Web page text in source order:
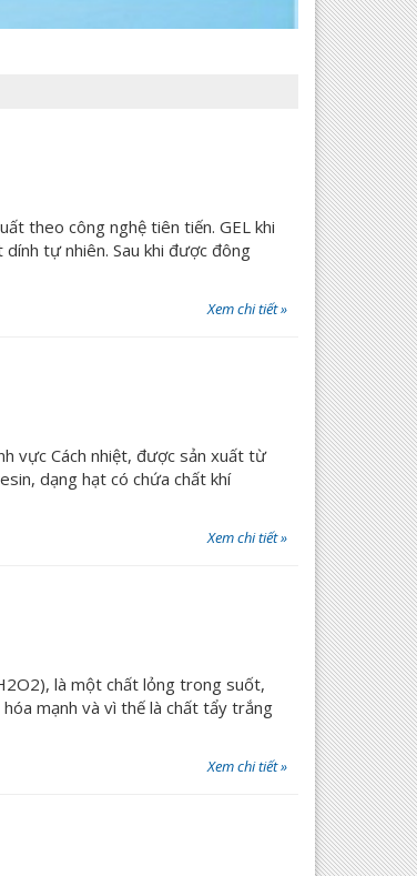
theo công nghệ tiên tiến. GEL khi
tự nhiên. Sau khi được đông
Xem chi tiết »
vực Cách nhiệt, được sản xuất từ
dạng hạt có chứa chất khí
Xem chi tiết »
là một chất lỏng trong suốt,
mạnh và vì thế là chất tẩy trắng
Xem chi tiết »